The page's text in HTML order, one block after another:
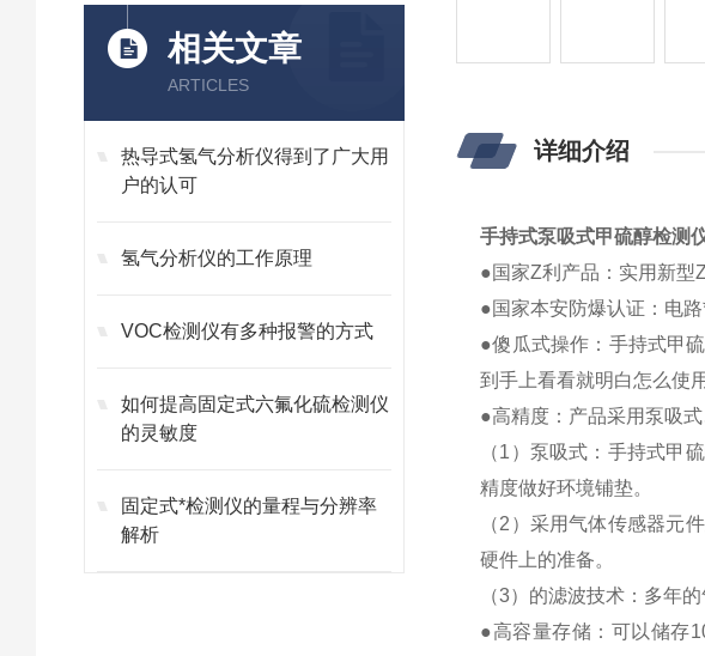
相关文章
ARTICLES
热导式氢气分析仪得到了广大用
户的认可
氢气分析仪的工作原理
VOC检测仪有多种报警的方式
如何提高固定式六氟化硫检测仪
的灵敏度
固定式*检测仪的量程与分辨率
解析
详细介绍
手持式泵吸式甲硫醇检测
●国家Z利产品：实用新型
●国家本安防爆认证：电
●傻瓜式操作：手持式甲
到手上看看就明白怎么使用
●高精度：产品采用泵吸
（1）泵吸式：手持式甲
精度做好环境铺垫。
（2）采用气体传感器元
硬件上的准备。
（3）的滤波技术：多年
●高容量存储：可以储存